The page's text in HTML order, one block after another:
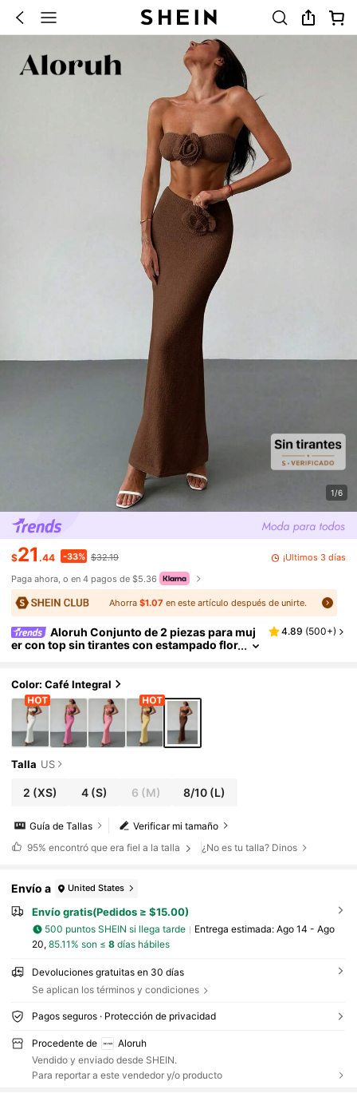
1/6
$21 .44 -33% $32.19
¡Últimos 3 días
Paga ahora, o en 4 pagos de $5.36
Ahorra $1.07 en este artículo después de unirte.
Aloruh Conjunto de 2 piezas para muj
er con top sin tirantes con estampado flor
4.89 (500+)
Color: Café Integral
Talla US
2 (XS) 4(S) 6 (M) 8/10 (L)
Verificar mi tamaño
Guía de Tallas
95% encontró que era fiel a la talla ¿No es tu talla? Dinos
Envío a United States
Envío gratis(Pedidos ≥ $15.00)
500 puntos SHEIN si llega tarde Entrega estimada: Ago 14 - Ago
20, 85.11% son ≤ 8días hábiles
Devoluciones gratuitas en 30 días
Se aplican los términos y condiciones
Pagos seguros · Protección de privacidad
Procedente de
Aloruh
Vendido y enviado desde SHEIN.
Para reportar a este vendedor y/o producto